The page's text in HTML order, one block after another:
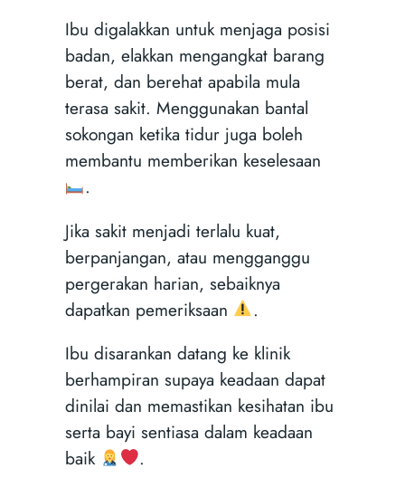
Ibu digalakkan untuk menjaga posisi
badan, elakkan mengangkat barang
berat, dan berehat apabila mula
terasa sakit. Menggunakan bantal
sokongan ketika tidur juga boleh
membantu memberikan keselesaan
.
Jika sakit menjadi terlalu kuat,
berpanjangan, atau mengganggu
pergerakan harian, sebaiknya
dapatkan pemeriksaan
.
Ibu disarankan datang ke klinik
berhampiran supaya keadaan dapat
dinilai dan memastikan kesihatan ibu
serta bayi sentiasa dalam keadaan
baik
.